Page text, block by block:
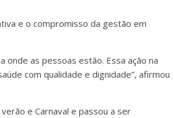
e o compromisso da gestão em
as pessoas estão. Essa ação na
com qualidade e dignidade”, afirmou
e Carnaval e passou a ser